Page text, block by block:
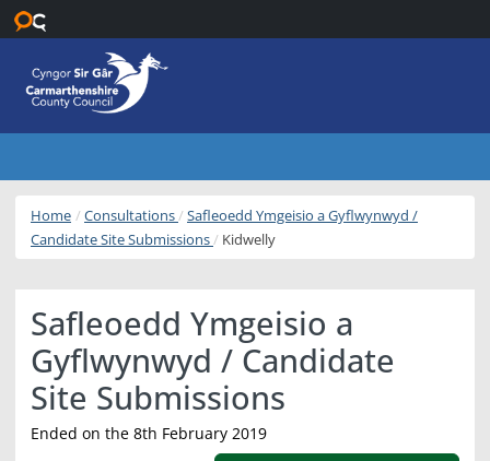
Home Consultations
Safleoedd Ymgeisio a Gyflwynwyd /
Candidate Site Submissions
Kidwelly
Safleoedd Ymgeisio a
Gyflwynwyd / Candidate
Site Submissions
Ended on the 8th February 2019